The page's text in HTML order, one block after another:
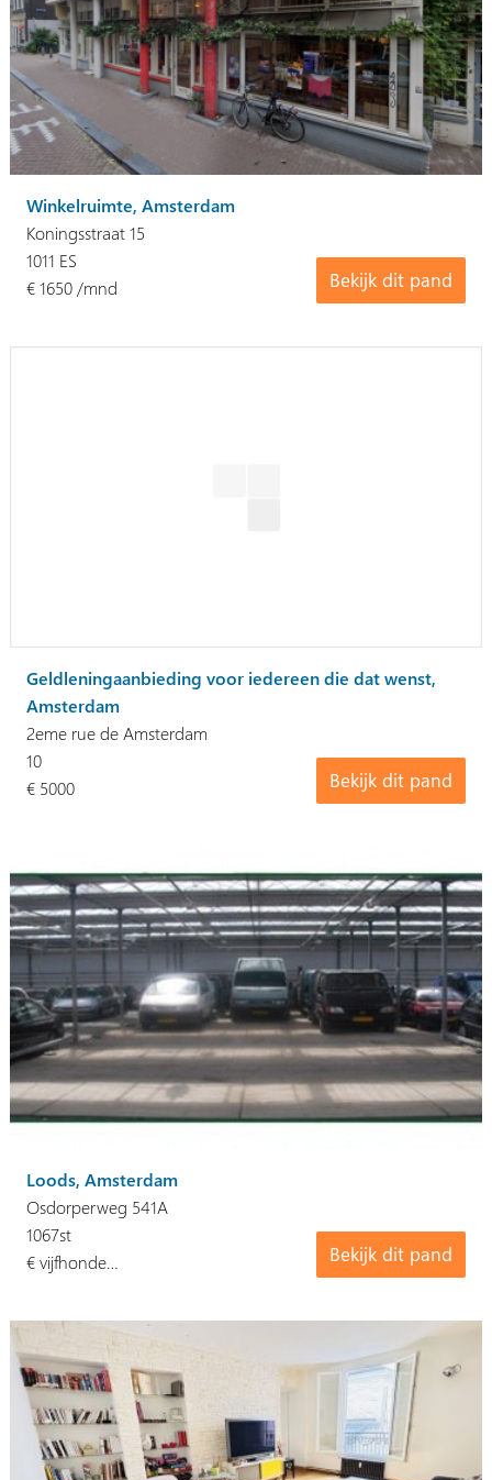
Winkelruimte, Amsterdam
Koningsstraat 15
Bekijk dit pand
1011 ES
€ 1650 /mnd
Geldleningaanbieding voor iedereen die dat wenst,
Amsterdam
2eme rue de Amsterdam
Bekijk dit pand
10
€ 5000
Loods, Amsterdam
Osdorperweg 541A
Bekijk dit pand
1067st
€ vijfhonde…